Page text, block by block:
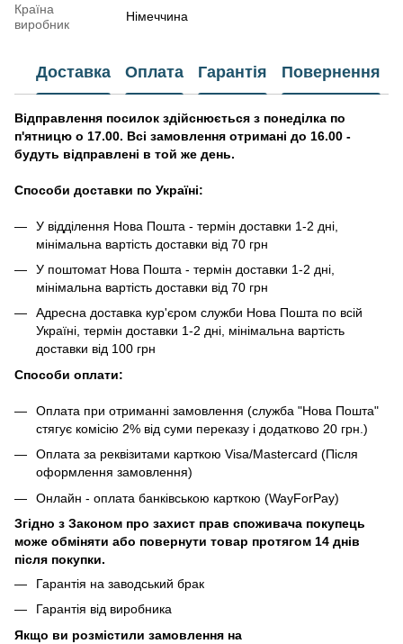
Країна
виробник
Німеччина
Доставка Оплата Гарантія Повернення
Відправлення посилок здійснюється з понеділка по
п'ятницю о 17.00. Всі замовлення отримані до 16.00 -
будуть відправлені в той же день.
Способи доставки по Україні:
У відділення Нова Пошта - термін доставки 1-2 дні,
мінімальна вартість доставки від 70 грн
У поштомат Нова Пошта - термін доставки 1-2 дні,
мінімальна вартість доставки від 70 грн
Адресна доставка кур'єром служби Нова Пошта по всій
Україні, термін доставки 1-2 дні, мінімальна вартість
доставки від 100 грн
Способи оплати:
Оплата при отриманні замовлення (служба "Нова Пошта"
стягує комісію 2% від суми переказу і додатково 20 грн.)
Оплата за реквізитами карткою Visa/Mastercard (Після
оформлення замовлення)
Онлайн - оплата банківською карткою (WayForPay)
Згідно з Законом про захист прав споживача покупець
може обміняти або повернути товар протягом 14 днів
після покупки.
Гарантія на заводський брак
Гарантія від виробника
Якщо ви розмістили замовлення на